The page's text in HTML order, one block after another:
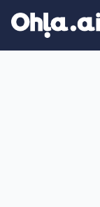
Saltar al